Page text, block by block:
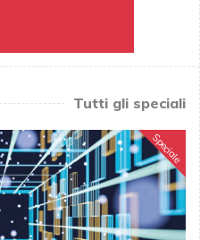
Tutti gli speciali
Speciale